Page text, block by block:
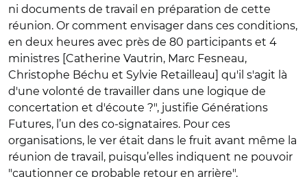
ni documents de travail en préparation de cette
réunion. Or comment envisager dans ces conditions,
en deux heures avec près de 80 participants et 4
ministres [Catherine Vautrin, Marc Fesneau,
Christophe Béchu et Sylvie Retailleau] qu'il s'agit là
d'une volonté de travailler dans une logique de
concertation et d'écoute ?", justifie Générations
Futures, l’un des co-signataires. Pour ces
organisations, le ver était dans le fruit avant même la
réunion de travail, puisqu’elles indiquent ne pouvoir
"cautionner ce probable retour en arrière".